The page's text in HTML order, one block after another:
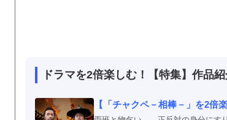
ドラマを2倍楽しむ！【特集】作品
【「チャクペ－相棒－」を2倍